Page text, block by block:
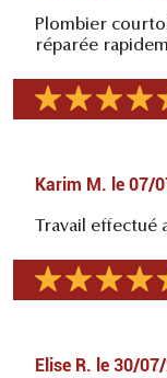
Plombier
réparée
Karim M. le 07/
Travail effectué
Elise R. le 30/